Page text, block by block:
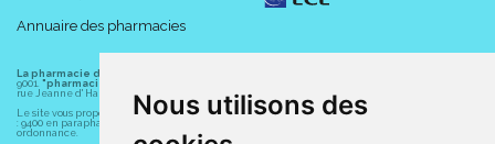
Nous utilisons des
Annuaire des pharmacies
La pharmacie du centre à Albert
9001. "pharmacie-du-centre-albert.fr "
rue Jeanne d' Harcourt, 80300 Albert.
Le site vous propose un large choix de plus de 11000 références, au prix les plus bas possible
: 9400 en parapharmacie, animaux, orthopédie, matériel médical. 1700 en médicaments sans
ordonnance.